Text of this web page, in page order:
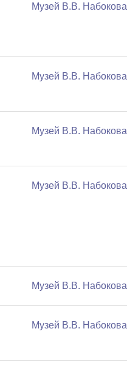
Музей В.В. Набокова
Музей В.В. Набокова
Музей В.В. Набокова
Музей В.В. Набокова
Музей В.В. Набокова
Музей В.В. Набокова